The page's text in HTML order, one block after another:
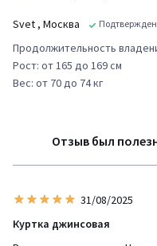
Svet , Москва
Продолжительность
Рост: от 165 до 169 см
Вес: от 70 до 74 кг
Отзыв был
31/08/2025
Куртка джинсовая